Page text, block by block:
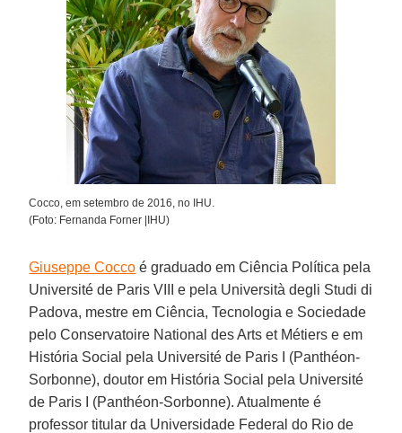
Cocco, em setembro de 2016, no IHU.
(Foto: Fernanda Forner |IHU)
Giuseppe Cocco é graduado em Ciência Política pela
Université de Paris VIII e pela Università degli Studi di
Padova, mestre em Ciência, Tecnologia e Sociedade
pelo Conservatoire National des Arts et Métiers e em
História Social pela Université de Paris I (Panthéon-
Sorbonne), doutor em História Social pela Université
de Paris I (Panthéon-Sorbonne). Atualmente é
professor titular da Universidade Federal do Rio de